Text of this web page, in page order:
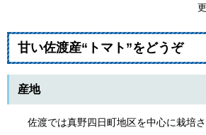
甘い佐渡産“トマト”をどうぞ
産地
佐渡では真野四日町地区を中心に栽培さ